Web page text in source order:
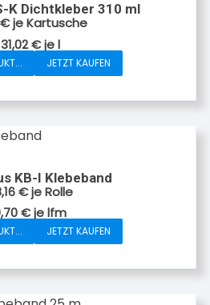
Die
Optionen
können
auf
gewählt
K Dichtkleber 310 ml
€je Kartusche
31,02€jel
JETZT KAUFEN
KB-I Klebeband
€je Rolle
€jelfm
JETZT KAUFEN